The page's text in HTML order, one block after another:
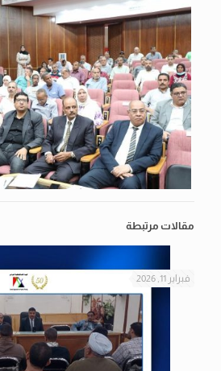
مقالات مرتبطة
فبراير 11, 2026